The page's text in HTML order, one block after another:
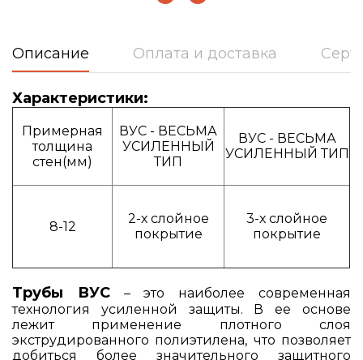
Описание Оплата и доставка
Характеристики:
Примерная
толщина
стен(мм)
ВУС - ВЕСЬМА
УСИЛЕННЫЙ
ТИП
ВУС - ВЕСЬМА
УСИЛЕННЫЙ ТИП
8-12
2-х слойное
покрытие
3-х слойное
покрытие
Трубы ВУС– это наиболее современная
технология усиленной защиты. В ее основе
лежит применение плотного слоя
экструдированного полиэтилена, что позволяет
добиться более значительного защитного